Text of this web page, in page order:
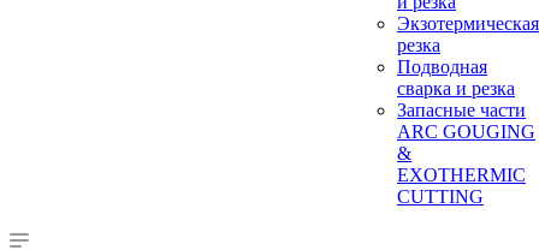
Экзотермическая
резка
Подводная
сварка и резка
Запасные части
ARC GOUGING
&
EXOTHERMIC
CUTTING